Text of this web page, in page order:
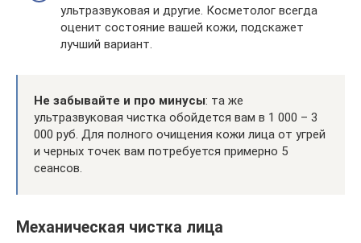
ультразвуковая и другие. Косметолог всегда
оценит состояние вашей кожи, подскажет
лучший вариант.
Не забывайте и про минусы: та же
ультразвуковая чистка обойдется вам в 1 000 – 3
000 руб. Для полного очищения кожи лица от угрей
и черных точек вам потребуется примерно 5
сеансов.
Механическая чистка лица